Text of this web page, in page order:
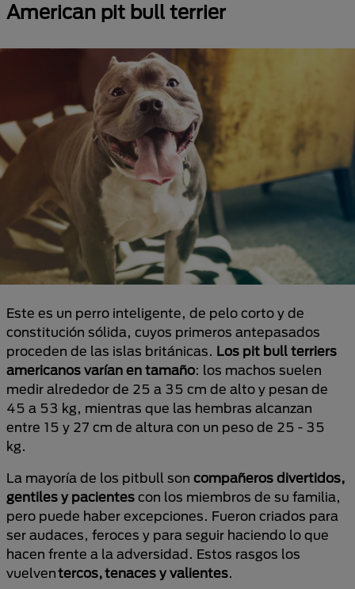
American pit bull terrier
Este es un perro inteligente, de pelo corto y de
constitución sólida, cuyos primeros antepasados ​​
proceden de las islas británicas. Los pit bull terriers
americanos varían en tamaño: los machos suelen
medir alrededor de 25 a 35 cm de alto y pesan de
45 a 53 kg, mientras que las hembras alcanzan
entre 15 y 27 cm de altura con un peso de 25 - 35
kg.
La mayoría de los pitbull son compañeros divertidos,
gentiles y pacientes con los miembros de su familia,
pero puede haber excepciones. Fueron criados para
ser audaces, feroces y para seguir haciendo lo que
hacen frente a la adversidad. Estos rasgos los
vuelventercos, tenaces y valientes.